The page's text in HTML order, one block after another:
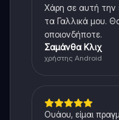
Χάρη σε αυτή την
τα Γαλλικά μου.
οποιονδήποτε.
Σαμάνθα Κλιχ
χρήστης Android
Ουάου, είμαι